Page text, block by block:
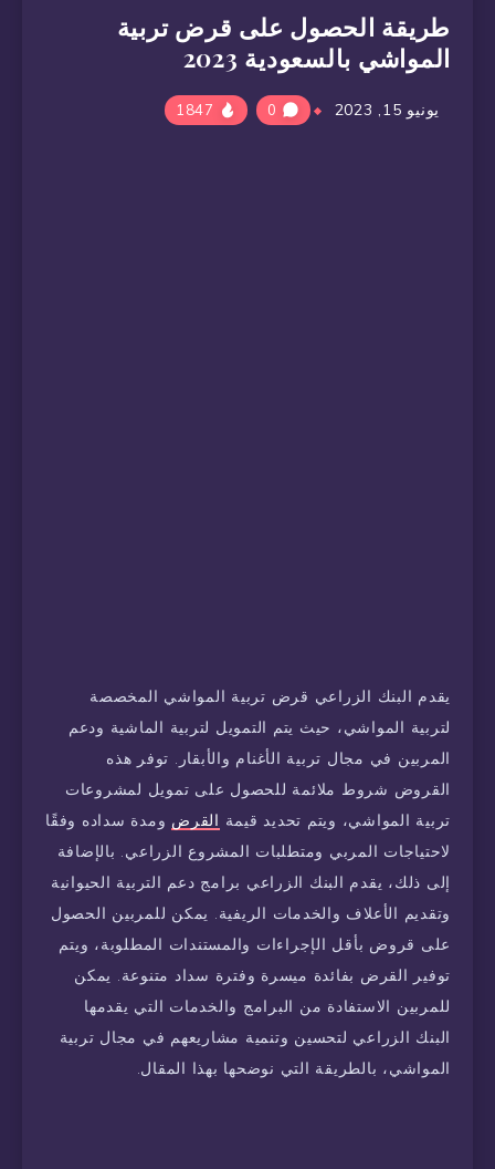
طريقة الحصول على قرض تربية
المواشي بالسعودية 2023
يونيو 15, 2023 0
يقدم البنك الزراعي قرض تربية المواشي المخصصة
لتربية المواشي، حيث يتم التمويل لتربية الماشية ودعم
المربين في مجال تربية الأغنام والأبقار. توفر هذه
القروض شروط ملائمة للحصول على تمويل لمشروعات
تربية المواشي، ويتم تحديد قيمة القرض ومدة سداده وفقًا
لاحتياجات المربي ومتطلبات المشروع الزراعي. بالإضافة
إلى ذلك، يقدم البنك الزراعي برامج دعم التربية الحيوانية
وتقديم الأعلاف والخدمات الريفية. يمكن للمربين الحصول
على قروض بأقل الإجراءات والمستندات المطلوبة، ويتم
توفير القرض بفائدة ميسرة وفترة سداد متنوعة. يمكن
للمربين الاستفادة من البرامج والخدمات التي يقدمها
البنك الزراعي لتحسين وتنمية مشاريعهم في مجال تربية
المواشي، بالطريقة التي نوضحها بهذا المقال.